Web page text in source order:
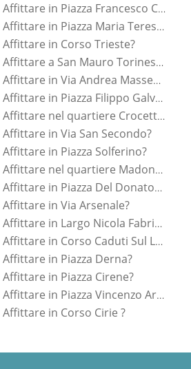
Vendere o Affittare in Piazza Francesco Carrara?
Vendere o Affittare in Piazza Maria Teresa?
in Corso Trieste?
Vendere o Affittare a San Mauro Torinese?
Vendere o Affittare in Via Andrea Massena?
Vendere o Affittare in Piazza Filippo Galvagno?
Vendere o Affittare nel quartiere Crocetta?
in Via San Secondo?
in Piazza Solferino?
Vendere o Affittare nel quartiere Madonna Di Campagna?
Vendere o Affittare in Piazza Del Donatore Di Sangue?
in Via Arsenale?
Vendere o Affittare in Largo Nicola Fabrizi?
Vendere o Affittare in Corso Caduti Sul Lavoro?
in Piazza Derna?
in Piazza Cirene?
Vendere o Affittare in Piazza Vincenzo Arbarello?
in Corso Cirie ?